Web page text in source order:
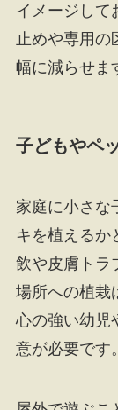
イメージして
止めや専用の
幅に減らせま
子どもやペ
家庭に小さな
キを植えるか
飲や皮膚トラ
場所への植栽
心の強い幼児
意が必要です。